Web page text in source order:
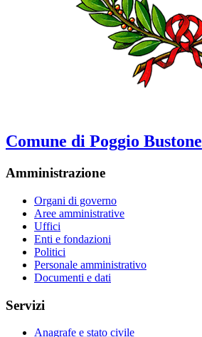
Comune di Poggio Bustone
Amministrazione
Organi di governo
Aree amministrative
Uffici
Enti e fondazioni
Politici
Personale amministrativo
Documenti e dati
Servizi
Anagrafe e stato civile